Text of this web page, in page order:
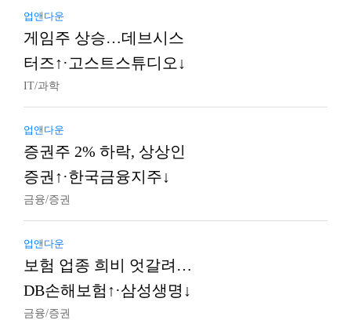
업앤다운
게임주 상승…데브시스
터즈↑·고스트스튜디오↓
IT/과학
업앤다운
증권주 2% 하락, 상상인
증권↑·한국금융지주↓
금융/증권
업앤다운
보험 업종 희비 엇갈려…
DB손해보험↑·삼성생명↓
금융/증권